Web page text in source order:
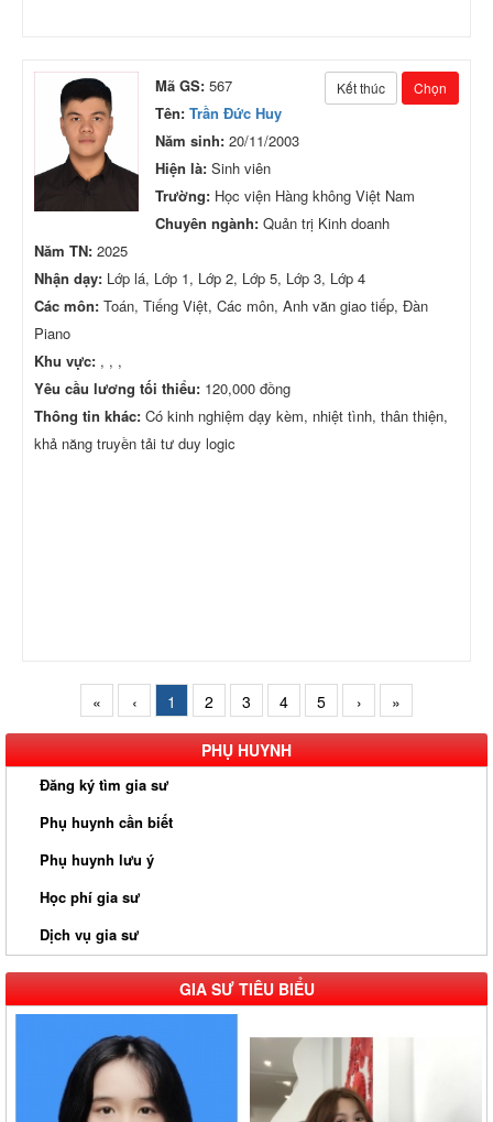
Kết thúc Chọn
Mã GS: 567
Tên: Trần Đức Huy
Năm sinh: 20/11/2003
Hiện là: Sinh viên
Trường: Học viện Hàng không Việt Nam
Chuyên ngành: Quản trị Kinh doanh
Năm TN: 2025
Nhận dạy: Lớp lá, Lớp 1, Lớp 2, Lớp 5, Lớp 3, Lớp 4
Các môn: Toán, Tiếng Việt, Các môn, Anh văn giao tiếp, Đàn
Piano
Khu vực: , , ,
Yêu cầu lương tối thiểu: 120,000 đồng
Thông tin khác: Có kinh nghiệm dạy kèm, nhiệt tình, thân thiện,
khả năng truyền tải tư duy logic
« ‹ 1 2 3 4 5 › »
PHỤ HUYNH
Đăng ký tìm gia sư
Phụ huynh cần biết
Phụ huynh lưu ý
Học phí gia sư
Dịch vụ gia sư
GIA SƯ TIÊU BIỂU